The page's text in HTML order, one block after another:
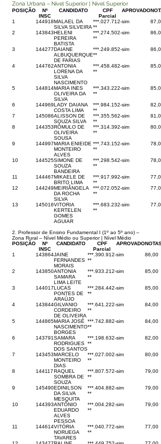
Zona Urbana – Nível Superior | Nível Superior
POSIÇÃO
Nº
INSC
CANDIDATO
CPF
Parcial
APROVADO
1
144918MALAEL DA
SILVA SILVEIRA
***.027.712-
**
sim
87,00
2
143843HELENI
PEREIRA
BATISTA
***.274.502-
**
sim 86,00
3 144277DAIANE
ALBUQUERQUE
DE FARIAS
***.249.852-
**
sim 86,00
4 144762ANTONIA
LORENA DA
SILVA
NASCIMENTO
***.458.482-
**
sim 85,00
5 144814MARIA INES
OLIVEIRA DA
SILVA
***.343.222-
**
sim 85,00
6 144969LADY DAIANA
COSTA LIMA
***.984.152-
**
sim
82,00
7
145086ALISSON DE
SOUZA SILVA
***.355.562-
**
sim
81,00
8
144353RÔMULO DE
OLIVEIRA
SOUSA
***.314.392-
**
sim 80,00
9 144997MARIA ENIEIDE
MONTEIRO
ALVES
***.743.152-
**
sim 78,00
10 144525SIMONE DE
SOUZA
BANDEIRA
***.298.542-
**
sim 78,00
11 144467MIKAELE DE
BRITO LIMA
***.917.992-
**
sim
77,00
12
144249MEIRIÂNGELA
DA ROCHA
SILVA
***.072.052-
**
sim 77,00
13 145016VITORIA
KERTELEN
GOMES
AGUIAR
***.683.232-
**
sim 77,00
2. Professor de Ensino Fundamental I (1º ao 5º ano) –
Zona Rural – Nível Médio ou Superior | Nível Médio
POSIÇÃO
Nº
INSC
CANDIDATO
CPF
Parcial
APROVADONOTAS
1
143864JAINE
FERNANDES
MORAIS
***.390.912-
**
sim 86,00
2 143850ANTONIA
SAMARA
LIMA LEITE
***.933.212-
**
sim 85,00
3 144017LUCAS
PONTES DE
ARAÚJO
***.284.442-
**
sim 85,00
4 143844GILVANIO
CORDEIRO
DE OLIVEIRA
***.641.222-
**
sim 84,00
5 144865MARIA JOSÉ
NASCIMENTO
BORGES
***.742.882-
**
sim 84,00
6 143791SAMARA
RODRIGUES
DOS SANTOS
***.198.632-
**
sim 82,00
7 143453MARCELO
MONTEIRO
DIAS
***.027.002-
**
sim 80,00
8 144117RAQUEL
SOMBRA DE
SOUZA
***.807.572-
**
sim 79,00
9 145490EDINILSON
DA SILVA
MESQUITA
***.404.882-
**
sim 79,00
10 144393ANTÔNIO
EDUARDO
ALVES
PESSOA
***.004.282-
**
sim 79,00
11 144614VITÓRIA
NORUEGA
TAVARES
***.040.772-
**
sim 77,00